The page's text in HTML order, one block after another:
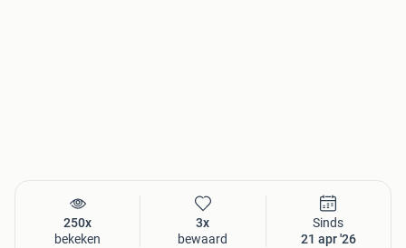
250x
bekeken
3x
bewaard
Sinds
21 apr '26